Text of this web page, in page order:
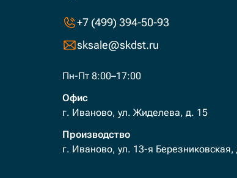
+7 (499) 394-50-93
sksale@skdst.ru
Пн-Пт 8:00–17:00
Офис
г. Иваново, ул. Жиделева, д. 15
Производство
г. Иваново, ул. 13-я Березниковская,